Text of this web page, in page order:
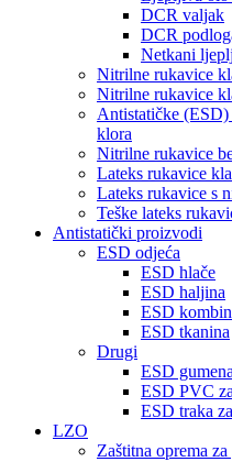
DCR valjak
DCR
Netkani
Nitrilne rukavice
Nitrilne rukavice
Antistatičke
klora
Nitrilne rukavice
Lateks rukavice
Lateks rukavice s
Teške lateks
Antistatički proizvodi
ESD odjeća
ESD hlače
ESD haljina
ESD
ESD tkanina
Drugi
ESD
ESD PVC
ESD traka
LZO
Zaštitna oprema